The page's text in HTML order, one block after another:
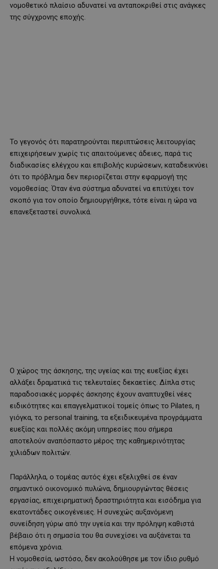
νομοθετικό πλαίσιο αδυνατεί να ανταποκριθεί στις ανάγκες
της σύγχρονης εποχής.
Το γεγονός ότι παρατηρούνται περιπτώσεις λειτουργίας
επιχειρήσεων χωρίς τις απαιτούμενες άδειες, παρά τις
διαδικασίες ελέγχου και επιβολής κυρώσεων, καταδεικνύει
ότι το πρόβλημα δεν περιορίζεται στην εφαρμογή της
νομοθεσίας. Όταν ένα σύστημα αδυνατεί να επιτύχει τον
σκοπό για τον οποίο δημιουργήθηκε, τότε είναι η ώρα να
επανεξεταστεί συνολικά.
Ο χώρος της άσκησης, της υγείας και της ευεξίας έχει
αλλάξει δραματικά τις τελευταίες δεκαετίες. Δίπλα στις
παραδοσιακές μορφές άσκησης έχουν αναπτυχθεί νέες
ειδικότητες και επαγγελματικοί τομείς όπως το Pilates, η
γιόγκα, το personal training, τα εξειδικευμένα προγράμματα
ευεξίας και πολλές ακόμη υπηρεσίες που σήμερα
αποτελούν αναπόσπαστο μέρος της καθημερινότητας
χιλιάδων πολιτών.
Παράλληλα, ο τομέας αυτός έχει εξελιχθεί σε έναν
σημαντικό οικονομικό πυλώνα, δημιουργώντας θέσεις
εργασίας, επιχειρηματική δραστηριότητα και εισόδημα για
εκατοντάδες οικογένειες. Η συνεχώς αυξανόμενη
συνείδηση γύρω από την υγεία και την πρόληψη καθιστά
βέβαιο ότι η σημασία του θα συνεχίσει να αυξάνεται τα
επόμενα χρόνια.
Η νομοθεσία, ωστόσο, δεν ακολούθησε με τον ίδιο ρυθμό